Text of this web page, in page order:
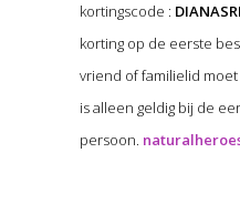
kortingscode :
korting op de eerste
vriend of familielid
is alleen geldig bij de
persoon.